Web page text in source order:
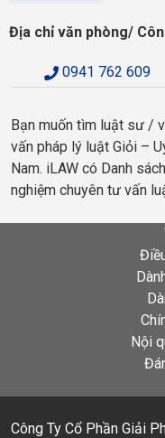
Địa chỉ văn phòng/
0941 762 609
Bạn muốn tìm luật sư /
vấn pháp lý luật Giỏi –
Nam. iLAW có Danh
nghiệm chuyên tư vấn
Nội
Công Ty Cổ Phần Giải